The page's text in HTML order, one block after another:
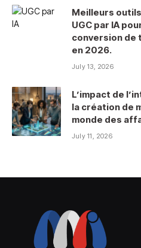
Meilleurs
UGC par IA
conversion de
en 2026.
July 13, 2026
L’impact de
la création de
monde des
July 11, 2026